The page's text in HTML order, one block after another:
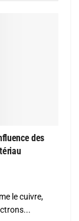
des
le cuivre,